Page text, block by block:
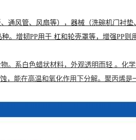
通风管、风扇等），器械（洗碗机门衬
。增韧PP用于 杠和轮壳罩等，增强PP则
。系白色蜡状材料，外观透明而轻 。化
，能在高温和氧化作用下分解。聚丙烯